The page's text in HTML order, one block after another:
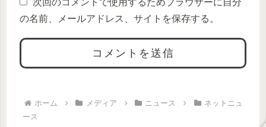
次回のコメントで使用するためブラウザーに自分
の名前、メールアドレス、サイトを保存する。
ホーム メディア ニュース
ネットニュ
ース